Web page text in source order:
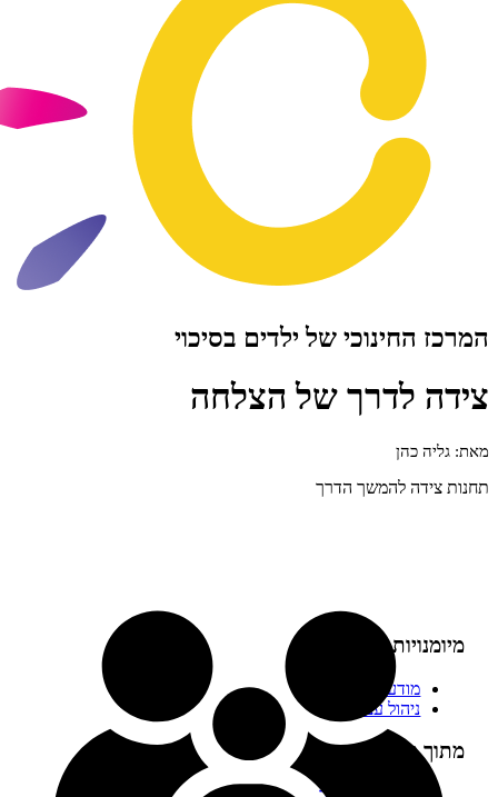
של ילדים בסיכוי
של הצלחה
להמשך הדרך
עצמית
עצמי